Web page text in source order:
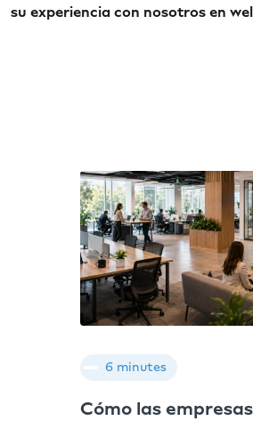
su experiencia con nosotros en
6 minutes
Cómo las empresas